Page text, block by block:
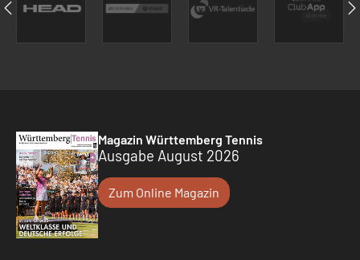
Magazin Württemberg Tennis
Ausgabe August 2026
Zum Online Magazin